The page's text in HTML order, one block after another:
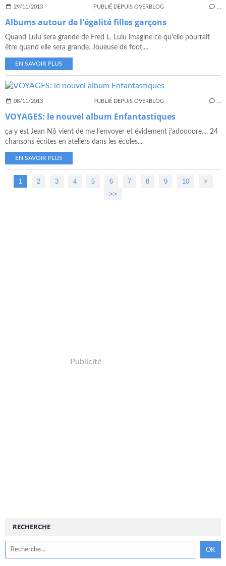
29/11/2013 PUBLIÉ DEPUIS OVERBLOG
Albums autour de l'égalité filles garçons
Quand Lulu sera grande de Fred L. Lulu imagine ce qu’elle pourrait
être quand elle sera grande. Joueuse de foot,...
EN SAVOIR PLUS
08/11/2013 PUBLIÉ DEPUIS OVERBLOG
VOYAGES: le nouvel album Enfantastiques
ça y est Jean Nô vient de me l'envoyer et évidement j'adoooore.... 24
chansons écrites en ateliers dans les écoles...
EN SAVOIR PLUS
1 2 3 4 5 6 7 8 9 10 20
>
>>
Publicité
RECHERCHE